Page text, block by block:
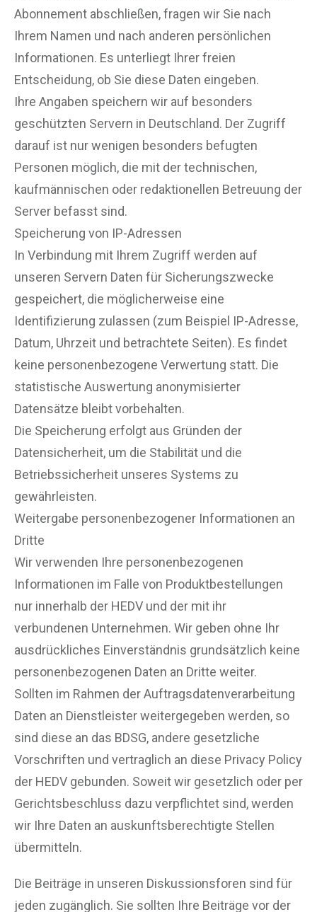
Abonnement abschließen, fragen wir Sie nach
Ihrem Namen und nach anderen persönlichen
Informationen. Es unterliegt Ihrer freien
Entscheidung, ob Sie diese Daten eingeben.
Ihre Angaben speichern wir auf besonders
geschützten Servern in Deutschland. Der Zugriff
darauf ist nur wenigen besonders befugten
Personen möglich, die mit der technischen,
kaufmännischen oder redaktionellen Betreuung der
Server befasst sind.
Speicherung von IP-Adressen
In Verbindung mit Ihrem Zugriff werden auf
unseren Servern Daten für Sicherungszwecke
gespeichert, die möglicherweise eine
Identifizierung zulassen (zum Beispiel IP-Adresse,
Datum, Uhrzeit und betrachtete Seiten). Es findet
keine personenbezogene Verwertung statt. Die
statistische Auswertung anonymisierter
Datensätze bleibt vorbehalten.
Die Speicherung erfolgt aus Gründen der
Datensicherheit, um die Stabilität und die
Betriebssicherheit unseres Systems zu
gewährleisten.
Weitergabe personenbezogener Informationen an
Dritte
Wir verwenden Ihre personenbezogenen
Informationen im Falle von Produktbestellungen
nur innerhalb der HEDV und der mit ihr
verbundenen Unternehmen. Wir geben ohne Ihr
ausdrückliches Einverständnis grundsätzlich keine
personenbezogenen Daten an Dritte weiter.
Sollten im Rahmen der Auftragsdatenverarbeitung
Daten an Dienstleister weitergegeben werden, so
sind diese an das BDSG, andere gesetzliche
Vorschriften und vertraglich an diese Privacy Policy
der HEDV gebunden. Soweit wir gesetzlich oder per
Gerichtsbeschluss dazu verpflichtet sind, werden
wir Ihre Daten an auskunftsberechtigte Stellen
übermitteln.
Die Beiträge in unseren Diskussionsforen sind für
jeden zugänglich. Sie sollten Ihre Beiträge vor der